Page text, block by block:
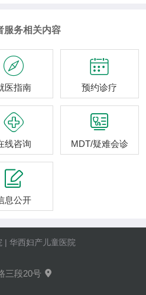
服务相关内容

医指南

预约诊疗

线咨询

MDT/疑难会诊

息公开
| 华西妇产儿童医院
三段20号 